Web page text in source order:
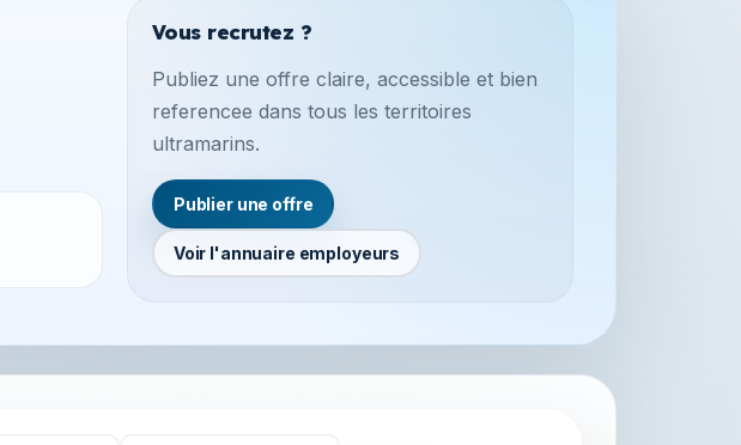
Vous recrutez ?
Publiez une offre claire, accessible et bien
referencee dans tous les territoires
ultramarins.
Publier une offre
Voir l'annuaire employeurs